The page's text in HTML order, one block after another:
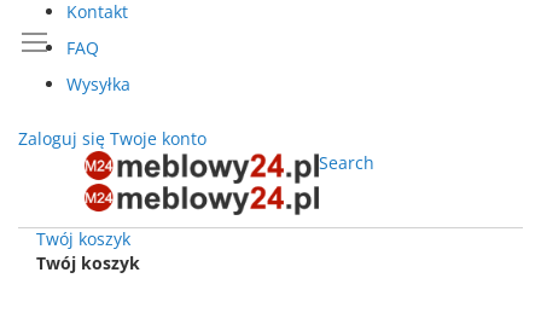
Kontakt
FAQ
Wysyłka
Zaloguj się Twoje konto
Search
Twój koszyk
Twój koszyk